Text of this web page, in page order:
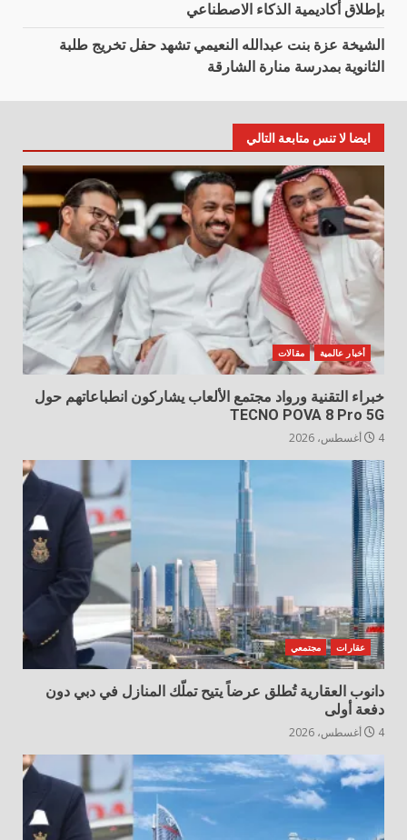
بإطلاق أكاديمية الذكاء الاصطناعي
الشيخة عزة بنت عبدالله النعيمي تشهد حفل تخريج طلبة
الثانوية بمدرسة منارة الشارقة
ايضا لا تنس متابعة التالي
أخبار عالمية مقالات
خبراء التقنية ورواد مجتمع الألعاب يشاركون انطباعاتهم حول
TECNO POVA 8 Pro 5G
4 أغسطس، 2026
عقارات مجتمعي
دانوب العقارية تُطلق عرضاً يتيح تملّك المنازل في دبي دون
دفعة أولى
4 أغسطس، 2026